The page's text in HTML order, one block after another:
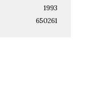
1993
650261